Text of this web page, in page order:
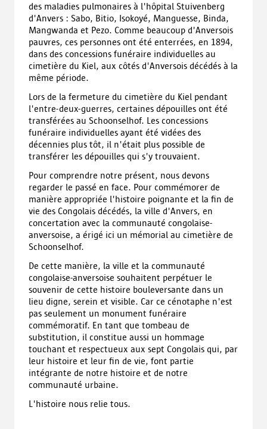
des maladies pulmonaires à l'hôpital Stuivenberg
d'Anvers : Sabo, Bitio, Isokoyé, Manguesse, Binda,
Mangwanda et Pezo. Comme beaucoup d'Anversois
pauvres, ces personnes ont été enterrées, en 1894,
dans des concessions funéraire individuelles au
cimetière du Kiel, aux côtés d'Anversois décédés à la
même période.
Lors de la fermeture du cimetière du Kiel pendant
l'entre-deux-guerres, certaines dépouilles ont été
transférées au Schoonselhof. Les concessions
funéraire individuelles ayant été vidées des
décennies plus tôt, il n'était plus possible de
transférer les dépouilles qui s'y trouvaient.
Pour comprendre notre présent, nous devons
regarder le passé en face. Pour commémorer de
manière appropriée l'histoire poignante et la fin de
vie des Congolais décédés, la ville d'Anvers, en
concertation avec la communauté congolaise-
anversoise, a érigé ici un mémorial au cimetière de
Schoonselhof.
De cette manière, la ville et la communauté
congolaise-anversoise souhaitent perpétuer le
souvenir de cette histoire bouleversante dans un
lieu digne, serein et visible. Car ce cénotaphe n'est
pas seulement un monument funéraire
commémoratif. En tant que tombeau de
substitution, il constitue aussi un hommage
touchant et respectueux aux sept Congolais qui, par
leur histoire et leur fin de vie, font partie
intégrante de notre histoire et de notre
communauté urbaine.
L'histoire nous relie tous.